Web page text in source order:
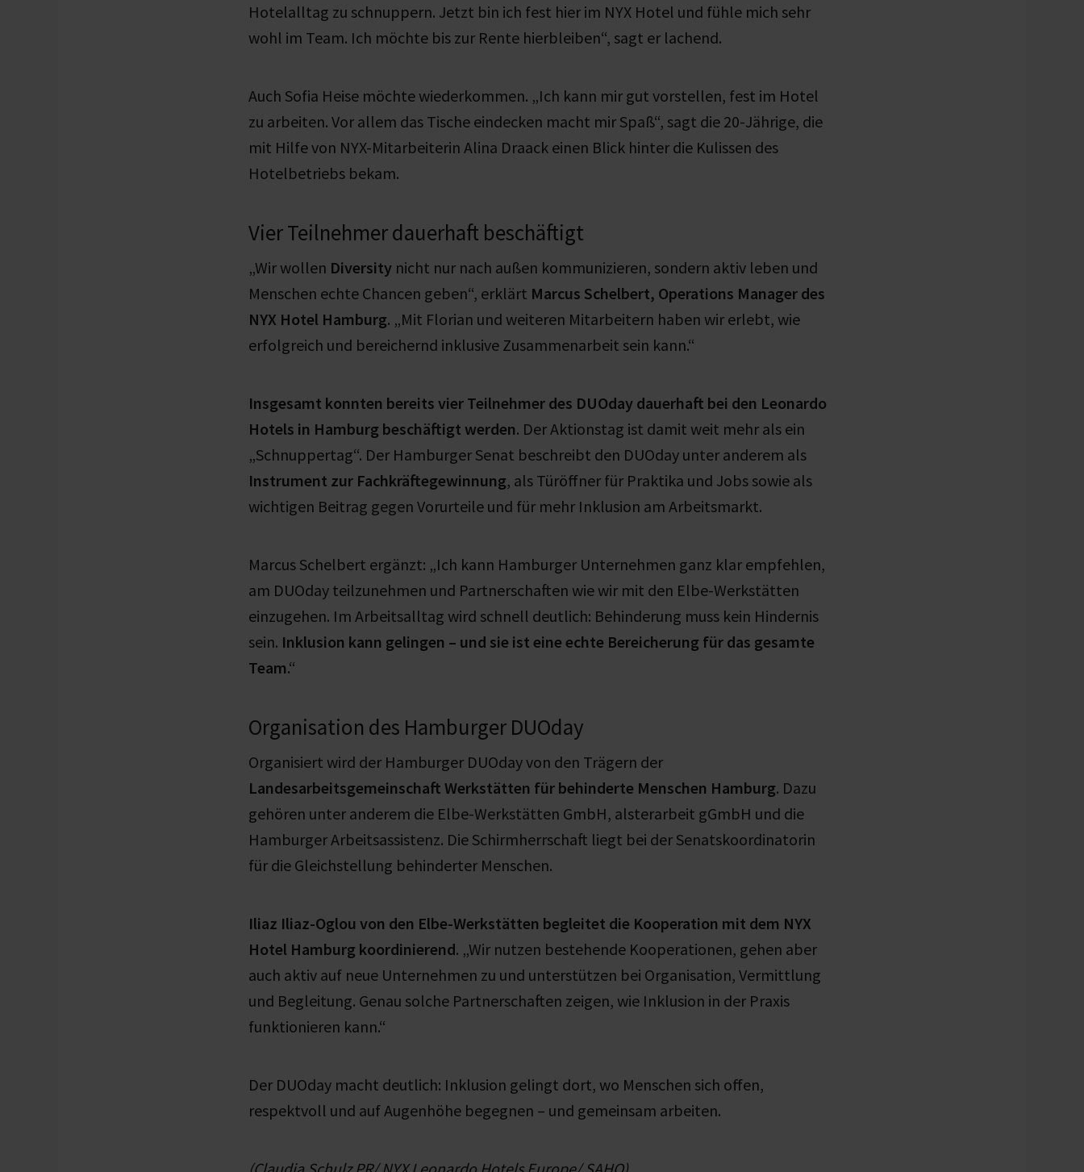
Hotelalltag zu schnuppern. Jetzt bin ich fest hier im NYX Hotel und fühle mich sehr
wohl im Team. Ich möchte bis zur Rente hierbleiben“, sagt er lachend.
Auch Sofia Heise möchte wiederkommen. „Ich kann mir gut vorstellen, fest im Hotel
zu arbeiten. Vor allem das Tische eindecken macht mir Spaß“, sagt die 20-Jährige, die
mit Hilfe von NYX-Mitarbeiterin Alina Draack einen Blick hinter die Kulissen des
Hotelbetriebs bekam.
Vier Teilnehmer dauerhaft beschäftigt
„Wir wollen Diversity nicht nur nach außen kommunizieren, sondern aktiv leben und
Menschen echte Chancen geben“, erklärt Marcus Schelbert, Operations Manager des
NYX Hotel Hamburg. „Mit Florian und weiteren Mitarbeitern haben wir erlebt, wie
erfolgreich und bereichernd inklusive Zusammenarbeit sein kann.“
Insgesamt konnten bereits vier Teilnehmer des DUOday dauerhaft bei den Leonardo
Hotels in Hamburg beschäftigt werden. Der Aktionstag ist damit weit mehr als ein
„Schnuppertag“. Der Hamburger Senat beschreibt den DUOday unter anderem als
Instrument zur Fachkräftegewinnung, als Türöffner für Praktika und Jobs sowie als
wichtigen Beitrag gegen Vorurteile und für mehr Inklusion am Arbeitsmarkt.
Marcus Schelbert ergänzt: „Ich kann Hamburger Unternehmen ganz klar empfehlen,
am DUOday teilzunehmen und Partnerschaften wie wir mit den Elbe-Werkstätten
einzugehen. Im Arbeitsalltag wird schnell deutlich: Behinderung muss kein Hindernis
sein. Inklusion kann gelingen – und sie ist eine echte Bereicherung für das gesamte
Team.“
Organisation des Hamburger DUOday
Organisiert wird der Hamburger DUOday von den Trägern der
Landesarbeitsgemeinschaft Werkstätten für behinderte Menschen Hamburg. Dazu
gehören unter anderem die Elbe-Werkstätten GmbH, alsterarbeit gGmbH und die
Hamburger Arbeitsassistenz. Die Schirmherrschaft liegt bei der Senatskoordinatorin
für die Gleichstellung behinderter Menschen.
Iliaz Iliaz-Oglou von den Elbe-Werkstätten begleitet die Kooperation mit dem NYX
Hotel Hamburg koordinierend. „Wir nutzen bestehende Kooperationen, gehen aber
auch aktiv auf neue Unternehmen zu und unterstützen bei Organisation, Vermittlung
und Begleitung. Genau solche Partnerschaften zeigen, wie Inklusion in der Praxis
funktionieren kann.“
Der DUOday macht deutlich: Inklusion gelingt dort, wo Menschen sich offen,
respektvoll und auf Augenhöhe begegnen – und gemeinsam arbeiten.